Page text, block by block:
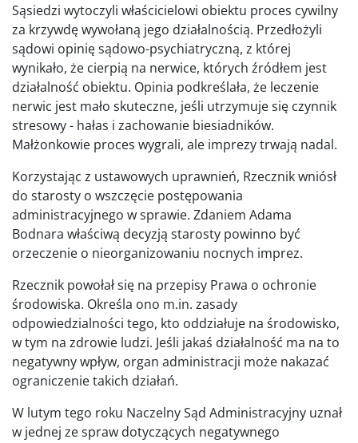
Sąsiedzi wytoczyli właścicielowi obiektu proces cywilny
za krzywdę wywołaną jego działalnością. Przedłożyli
sądowi opinię sądowo-psychiatryczną, z której
wynikało, że cierpią na nerwice, których źródłem jest
działalność obiektu. Opinia podkreślała, że leczenie
nerwic jest mało skuteczne, jeśli utrzymuje się czynnik
stresowy - hałas i zachowanie biesiadników.
Małżonkowie proces wygrali, ale imprezy trwają nadal.
Korzystając z ustawowych uprawnień, Rzecznik wniósł
do starosty o wszczęcie postępowania
administracyjnego w sprawie. Zdaniem Adama
Bodnara właściwą decyzją starosty powinno być
orzeczenie o nieorganizowaniu nocnych imprez.
Rzecznik powołał się na przepisy Prawa o ochronie
środowiska. Określa ono m.in. zasady
odpowiedzialności tego, kto oddziałuje na środowisko,
w tym na zdrowie ludzi. Jeśli jakaś działalność ma na to
negatywny wpływ, organ administracji może nakazać
ograniczenie takich działań.
W lutym tego roku Naczelny Sąd Administracyjny uznał
w jednej ze spraw dotyczących negatywnego